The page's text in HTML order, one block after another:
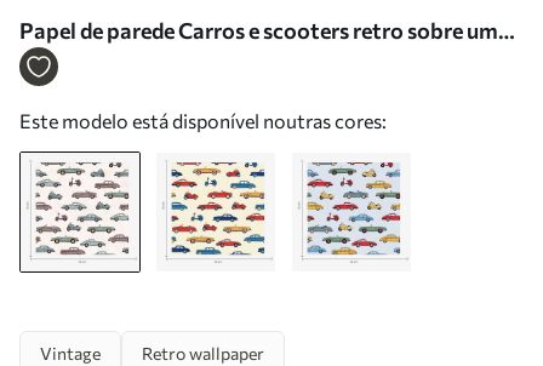
Papel de parede Carros e scooters retro sobre um
fundo claro Nr. a01172
Este modelo está disponível noutras cores:
Vintage Retro wallpaper